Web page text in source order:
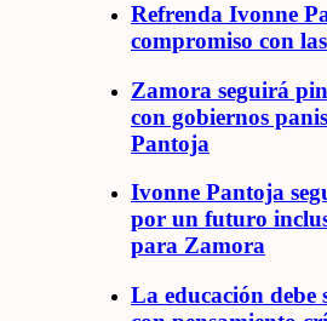
Refrenda Ivonne
compromiso con
Zamora seguirá
con gobiernos
Pantoja
Ivonne Pantoja
por un futuro
para Zamora
La educación